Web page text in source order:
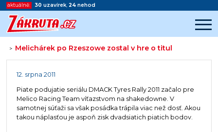
aktuálně: 30 uzavírek, 24 nehod
> Melichárek po Rzeszowe zostal v hre o titul
Začátek reklamy
12. srpna 2011
Piate podujatie seriálu DMACK Tyres Rally 2011 začalo pre
Melico Racing Team víťazstvom na shakedowne. V
samotnej súťaži sa však posádka trápila viac než dosť. Akou
takou náplasťou je aspoň zisk dvadsiatich piatich bodov.